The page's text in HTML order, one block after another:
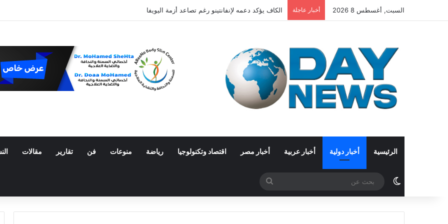
السبت, أغسطس 8 2026 أخبار عاجلة الكاف يؤكد دعمه لإنفانتينو رغم تصاعد أزمة اليويفا
الرئيسية أخبار دولية أخبار عربية أخبار مصر اقتصاد وتكنولوجيا رياضة منوعات فن تقارير مقالات
الوضع المظلم
بحث
عن